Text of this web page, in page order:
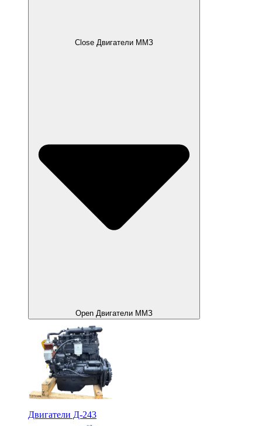
Close Двигатели ММЗ
Open Двигатели ММЗ
Двигатели Д-243